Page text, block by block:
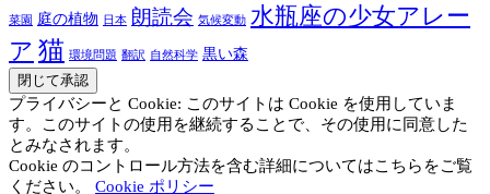
菜園 庭の植物 日本 朗読会 気候変動 水瓶座の少女アレー
ア 猫 環境問題 翻訳 自然科学 黒い森
プライバシーと Cookie: このサイトは Cookie を使用していま
す。このサイトの使用を継続することで、その使用に同意した
とみなされます。
Cookie のコントロール方法を含む詳細についてはこちらをご覧
ください。 Cookie ポリシー